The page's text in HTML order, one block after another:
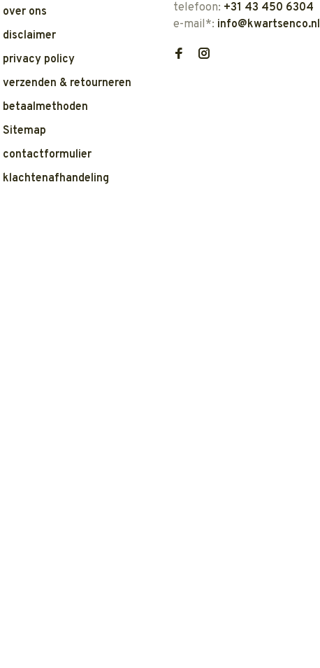
over ons
disclaimer
privacy policy
verzenden & retourneren
betaalmethoden
Sitemap
contactformulier
klachtenafhandeling
telefoon: +31 43 450 6304
e-mail*: info@kwartsenco.nl